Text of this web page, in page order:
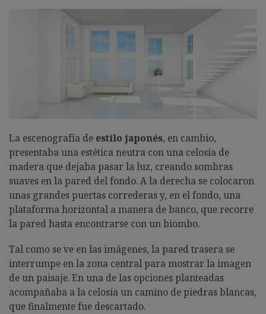
La escenografía de estilo japonés, en cambio,
presentaba una estética neutra con una celosía de
madera que dejaba pasar la luz, creando sombras
suaves en la pared del fondo. A la derecha se colocaron
unas grandes puertas correderas y, en el fondo, una
plataforma horizontal a manera de banco, que recorre
la pared hasta encontrarse con un biombo.
Tal como se ve en las imágenes, la pared trasera se
interrumpe en la zona central para mostrar la imagen
de un paisaje. En una de las opciones planteadas
acompañaba a la celosía un camino de piedras blancas,
que finalmente fue descartado.